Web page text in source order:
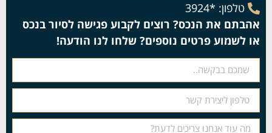
טלפון: *3924
אהבתם את הנכס? רוצים לקבוע פגישה לסיור בנכס
או לשמוע פרטים נוספים? שלחו לנו הודעה!